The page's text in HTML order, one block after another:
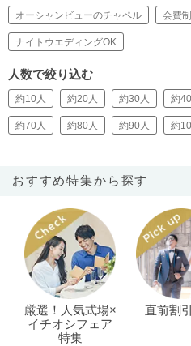
オーシャンビューのチャペル 会費
ナイトウエディングOK
人数で絞り込む
約10人 約20人 約30人 約
約70人 約80人 約90人 約
おすすめ特集から探す
厳選！人気式場×
イチオシフェア
特集
直前割